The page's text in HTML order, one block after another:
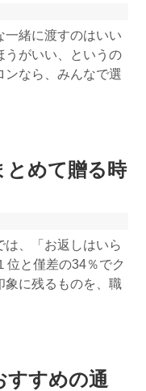
一緒に渡すのはいい
うがいい、というの
ンなら、みんなで選
めて贈る時
、「お返しはいら
位と僅差の34％でク
象に残るものを、職
すすめの通